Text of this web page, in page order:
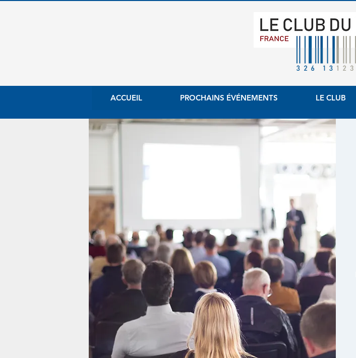
ACCUEIL PROCHAINS ÉVÉNEMENTS LE CLUB